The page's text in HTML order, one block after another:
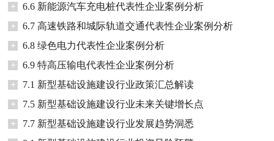
+
6.6 新能源汽车充电桩代表性企业案例分析
+
6.7 高速铁路和城际轨道交通代表性企业案例分析
+
6.8 绿色电力代表性企业案例分析
+
6.9 特高压输电代表性企业案例分析
+
7.1 新型基础设施建设行业政策汇总解读
+
7.5 新型基础设施建设行业未来关键增长点
+
7.7 新型基础设施建设行业发展趋势洞悉